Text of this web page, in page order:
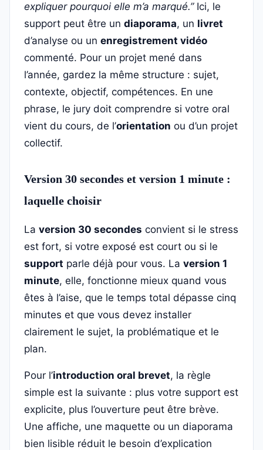
expliquer pourquoi elle m’a marqué.”Ici, le
support peut être un diaporama, un livret
d’analyse ou un enregistrement vidéo
commenté. Pour un projet mené dans
l’année, gardez la même structure : sujet,
contexte, objectif, compétences. En une
phrase, le jury doit comprendre si votre oral
vient du cours, de l’orientation ou d’un projet
collectif.
Version 30 secondes et version 1 minute :
laquelle choisir
La version 30 secondes convient si le stress
est fort, si votre exposé est court ou si le
support parle déjà pour vous. La version 1
minute, elle, fonctionne mieux quand vous
êtes à l’aise, que le temps total dépasse cinq
minutes et que vous devez installer
clairement le sujet, la problématique et le
plan.
Pour l’introduction oral brevet, la règle
simple est la suivante : plus votre support est
explicite, plus l’ouverture peut être brève.
Une affiche, une maquette ou un diaporama
bien lisible réduit le besoin d’explication